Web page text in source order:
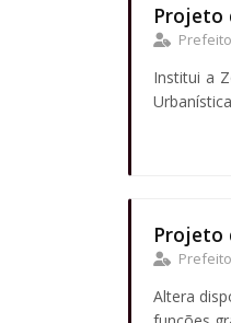
Projeto
Institui a
Projeto
Altera